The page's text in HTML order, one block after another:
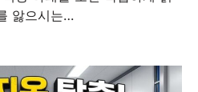
앓으시는…